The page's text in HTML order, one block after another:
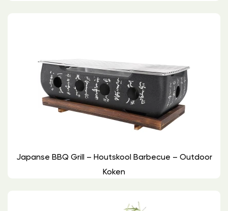
Japanse BBQ Grill – Houtskool Barbecue – Outdoor
Koken